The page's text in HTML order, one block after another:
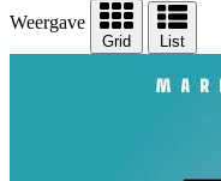
Weergave
Grid List